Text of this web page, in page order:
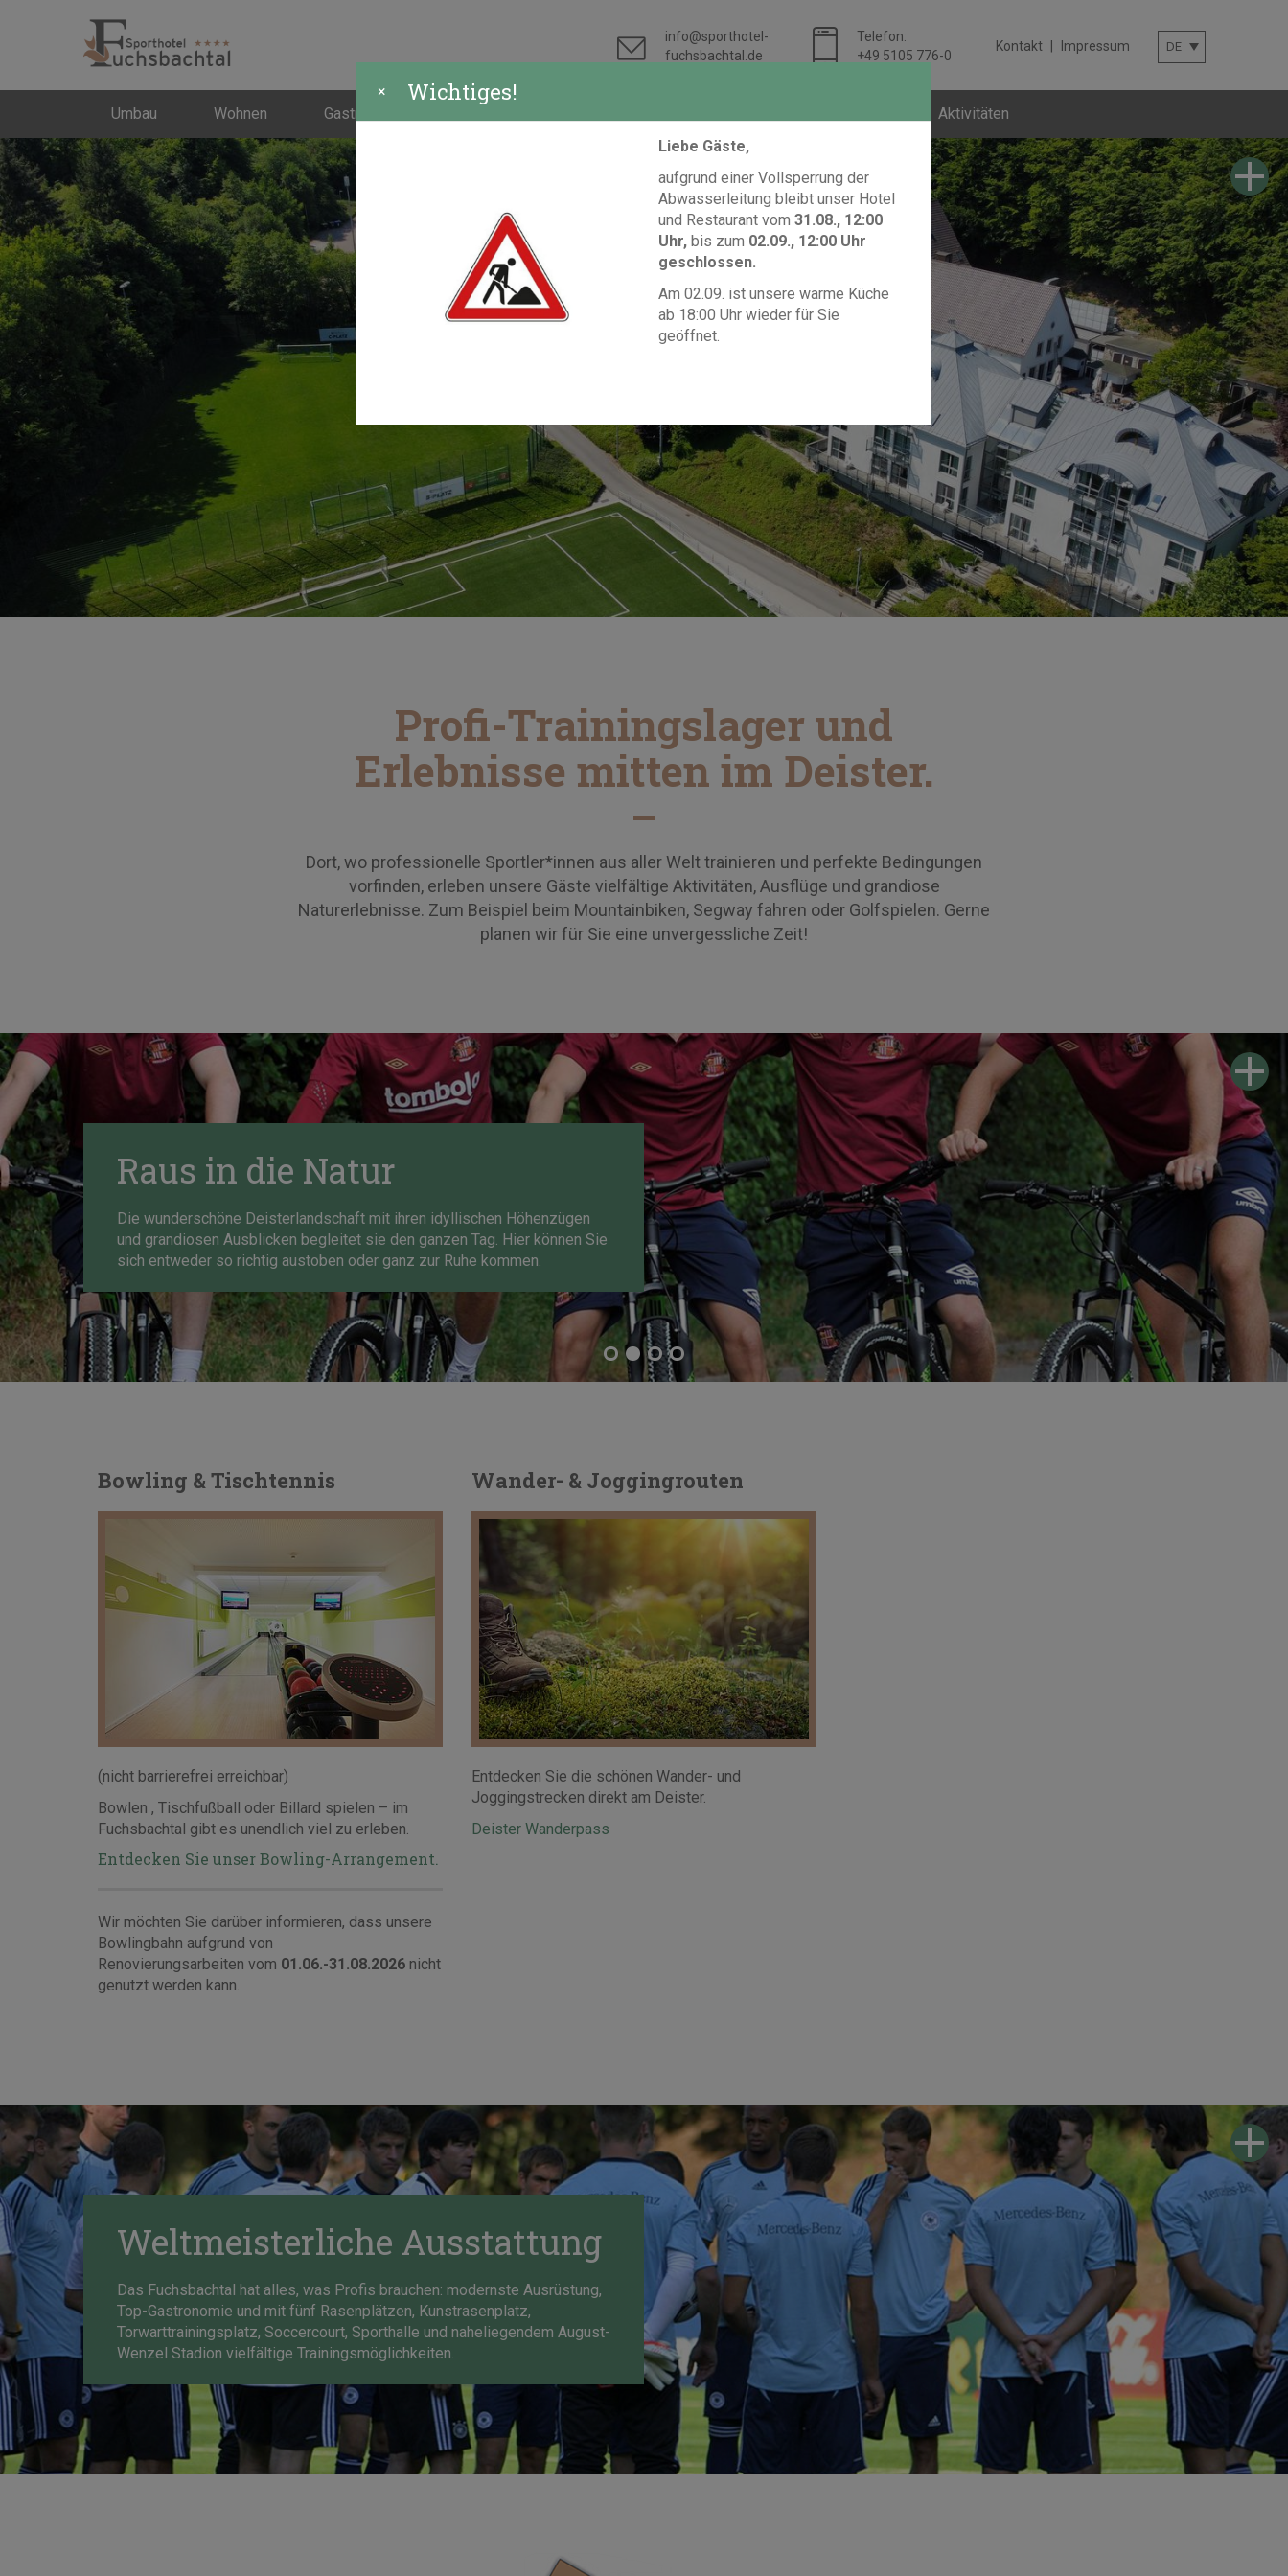
info@sporthotel-
fuchsbachtal.de
Telefon:
+49 5105 776-0
Kontakt Impressum
Umbau Wohnen Gastronomie Aktivitäten
Profi-Trainingslager und
Erlebnisse mitten im Deister.
–
Dort, wo professionelle Sportler*innen aus aller Welt trainieren und perfekte Bedingungen
vorfinden, erleben unsere Gäste vielfältige Aktivitäten, Ausflüge und grandiose
Naturerlebnisse. Zum Beispiel beim Mountainbiken, Segway fahren oder Golfspielen. Gerne
planen wir für Sie eine unvergessliche Zeit!
Raus in die Natur
Die wunderschöne Deisterlandschaft mit ihren idyllischen Höhenzügen
und grandiosen Ausblicken begleitet sie den ganzen Tag. Hier können Sie
sich entweder so richtig austoben oder ganz zur Ruhe kommen.
Bowling & Tischtennis
(nicht barrierefrei erreichbar)
Bowlen , Tischfußball oder Billard spielen – im
Fuchsbachtal gibt es unendlich viel zu erleben.
Entdecken Sie unser Bowling-Arrangement.
Wir möchten Sie darüber informieren, dass unsere
Bowlingbahn aufgrund von
Renovierungsarbeiten vom 01.06.-31.08.2026 nicht
genutzt werden kann.
Wander- & Joggingrouten
Entdecken Sie die schönen Wander- und
Joggingstrecken direkt am Deister.
Deister Wanderpass
Weltmeisterliche Ausstattung
Das Fuchsbachtal hat alles, was Profis brauchen: modernste Ausrüstung,
Top-Gastronomie und mit fünf Rasenplätzen, Kunstrasenplatz,
Torwarttrainingsplatz, Soccercourt, Sporthalle und naheliegendem August-
Wenzel Stadion vielfältige Trainingsmöglichkeiten.
× Wichtiges!
Liebe Gäste,
aufgrund einer Vollsperrung der
Abwasserleitung bleibt unser Hotel
und Restaurant vom 31.08., 12:00
Uhr, bis zum 02.09., 12:00 Uhr
geschlossen.
Am 02.09. ist unsere warme Küche
ab 18:00 Uhr wieder für Sie
geöffnet.